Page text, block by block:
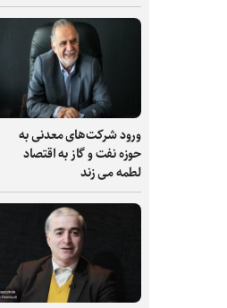
ورود شرکت‌های معدنی به
حوزه نفت و گاز به اقتصاد
لطمه می زند